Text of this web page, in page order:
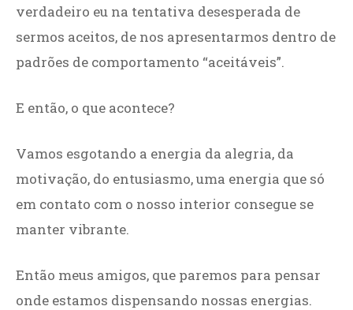
verdadeiro eu na tentativa desesperada de
sermos aceitos, de nos apresentarmos dentro de
padrões de comportamento “aceitáveis”.
E então, o que acontece?
Vamos esgotando a energia da alegria, da
motivação, do entusiasmo, uma energia que só
em contato com o nosso interior consegue se
manter vibrante.
Então meus amigos, que paremos para pensar
onde estamos dispensando nossas energias.